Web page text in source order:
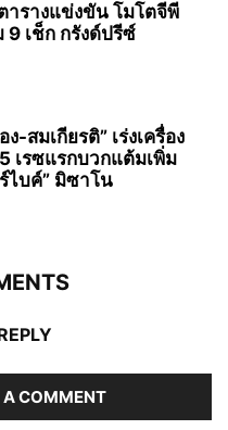
ารางแข่งขัน โมโตจีพี
เช็ก กรังด์ปรีซ์
-สมเกียรติ” เร่งเครื่อง
เรซแรกบวกแต้มเพิ่ม
ไบค์” มิซาโน
A COMMENT